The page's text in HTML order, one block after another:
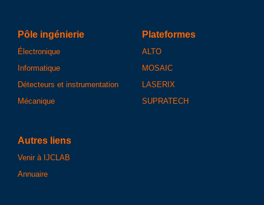
Pôle ingénierie
Électronique
Informatique
Détecteurs et instrumentation
Mécanique
Plateformes
ALTO
MOSAIC
LASERIX
SUPRATECH
Autres liens
Venir à IJCLAB
Annuaire